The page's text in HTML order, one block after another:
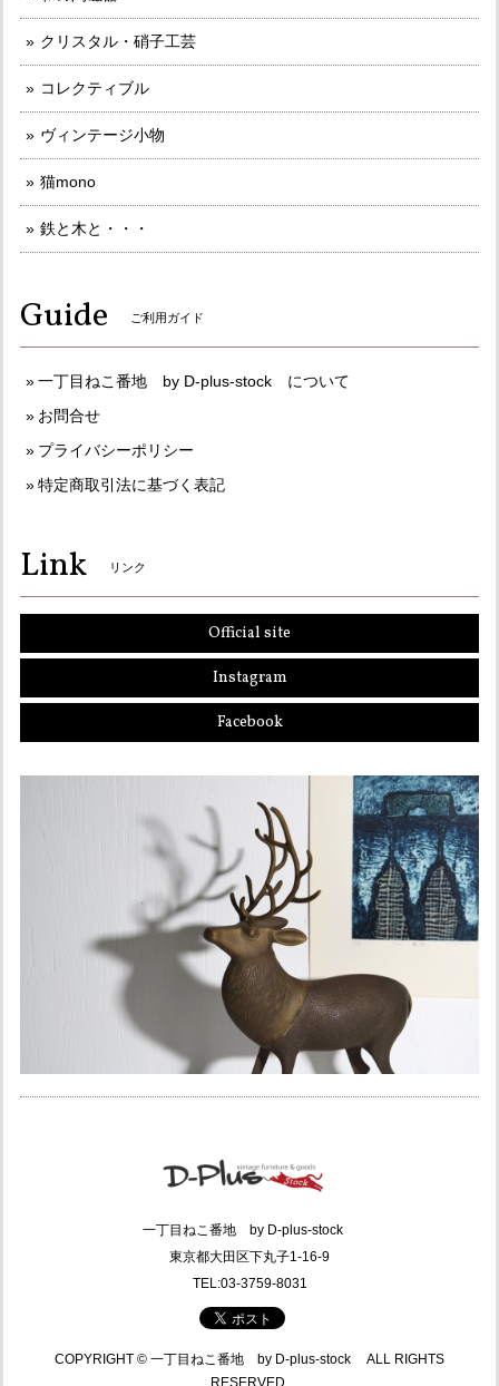
クリスタル・硝子工芸
コレクティブル
ヴィンテージ小物
猫mono
鉄と木と・・・
Guide ご利用ガイド
一丁目ねこ番地 by D-plus-stock について
お問合せ
プライバシーポリシー
特定商取引法に基づく表記
Link リンク
Official site
Instagram
Facebook
一丁目ねこ番地 by D-plus-stock
東京都大田区下丸子1-16-9
TEL:03-3759-8031
COPYRIGHT © 一丁目ねこ番地 by D-plus-stock ALL RIGHTS